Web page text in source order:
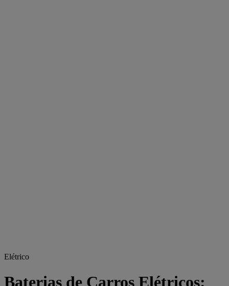
Elétrico
Baterias de Carros Elétricos: